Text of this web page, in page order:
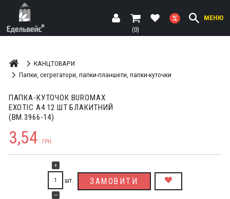
МЕНЮ
(0)
КАНЦТОВАРИ
Папки, сегрегатори, папки-планшети, папки-куточки
ПАПКА-КУТОЧОК BUROMAX
EXOTIC A4 12 ШТ БЛАКИТНИЙ
(BM.3966-14)
3,54 ГРН.
+
шт.
—
ЗАМОВИТИ